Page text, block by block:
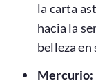
la carta
hacia la
belleza
Mercurio: